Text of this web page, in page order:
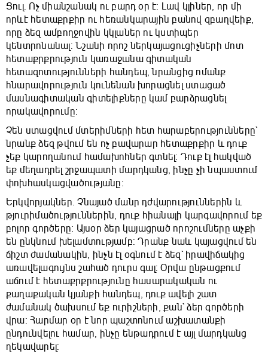
Ցուլ. Ոչ միանշանակ ու բարդ օր է: Լավ կլիներ, որ մի
որևէ հետաքրքիր ու հեռանկարային բանով զբաղվեիք,
որը ձեզ ամբողջովին կկլաներ ու կստիպեր
կենտրոնանալ: Նշանի որոշ ներկայացուցիչների մոտ
հետաքրքրություն կառաջանա գիտական
հետազոտությունների հանդեպ, նրանցից ոմանք
հնարավորություն կունենան խորացնել ստացած
մասնագիտական գիտելիքները կամ բարձրացնել
որակավորումը:
Չեն ստացվում մտերիմների հետ հարաբերությունները`
նրանք ձեզ թվում են ոչ բավարար հետաքրքիր և դուք
չեք կարողանում համախոհներ գտնել: Դուք էլ հակված
եք մեղադրել շրջապատի մարդկանց, ինչը չի նպաստում
փոխհասկացվածությանը:
Երկվորյակներ. Չնայած մանր դժվարություններին և
թյուրիմածություններին, դուք հիանալի կարգավորում եք
բոլոր գործերը: Այսօր ձեր կայացրած որոշումները աչքի
են ընկնում խելամտությամբ: Դրանք նաև կայացվում են
ճիշտ ժամանակին, ինչն էլ օգնում է ձեզ` իրավիճակից
առավելագույնս շահած դուրս գալ: Օրվա ընթացքում
աճում է հետաքրքրությունը հասարակական ու
քաղաքական կյանքի հանդեպ, դուք ավելի շատ
ժամանակ ծախսում եք ուրիշների, քան` ձեր գործերի
վրա: Հարմար օր է նոր պաշտոնում աշխատանքի
ընդունվելու համար, ինչը ենթադրում է այլ մարդկանց
ղեկավարել: